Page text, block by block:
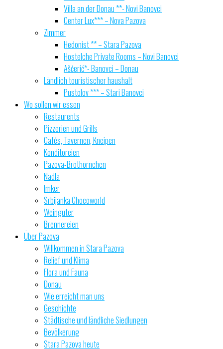
Villa an der Donau **- Novi Banovci
Center Lux*** – Nova Pazova
Zimmer
Hedonist ** – Stara Pazova
Hostelche Private Rooms – Novi Banovci
Ašćerić*- Banovci – Donau
Ländlich touristischer haushalt
Pustolov *** – Stari Banovci
Wo sollen wir essen
Restaurents
Pizzerien und Grills
Cafés, Tavernen, Kneipen
Konditoreien
Pazova-Brothörnchen
Nadla
Imker
Srbijanka Chocoworld
Weingüter
Brennereien
Über Pazova
Willkommen in Stara Pazova
Relief und Klima
Flora und Fauna
Donau
Wie erreicht man uns
Geschichte
Städtische und ländliche Siedlungen
Bevölkerung
Stara Pazova heute